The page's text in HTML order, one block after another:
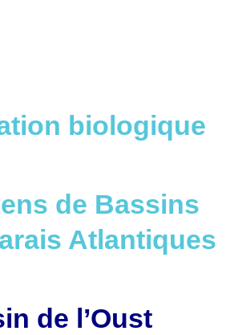
biologique
de Bassins
Atlantiques
de l’Oust